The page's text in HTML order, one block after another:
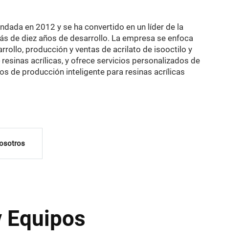
en 2012 y se ha convertido en un líder de la
de diez años de desarrollo. La empresa se enfoca
producción y ventas de acrilato de isooctilo y
acrílicas, y ofrece servicios personalizados de
de producción inteligente para resinas acrílicas
Equipos